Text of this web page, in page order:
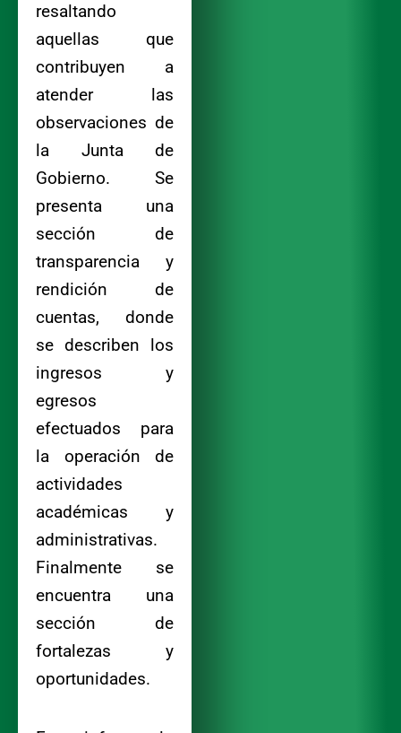
resaltando
aquellas que
contribuyen a
atender las
observaciones de
la Junta de
Gobierno. Se
presenta una
sección de
transparencia y
rendición de
cuentas, donde
se describen los
ingresos y
egresos
efectuados para
la operación de
actividades
académicas y
administrativas.
Finalmente se
encuentra una
sección de
fortalezas y
oportunidades.